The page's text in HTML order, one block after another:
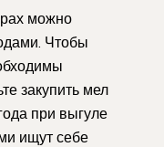
можно
Чтобы
закупить мел
при выгуле
ищут себе